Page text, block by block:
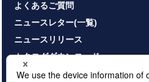
よくあるご質問
ニュースレター(一覧)
ニュースリリース
カタログダウンロード
お問い合わせ